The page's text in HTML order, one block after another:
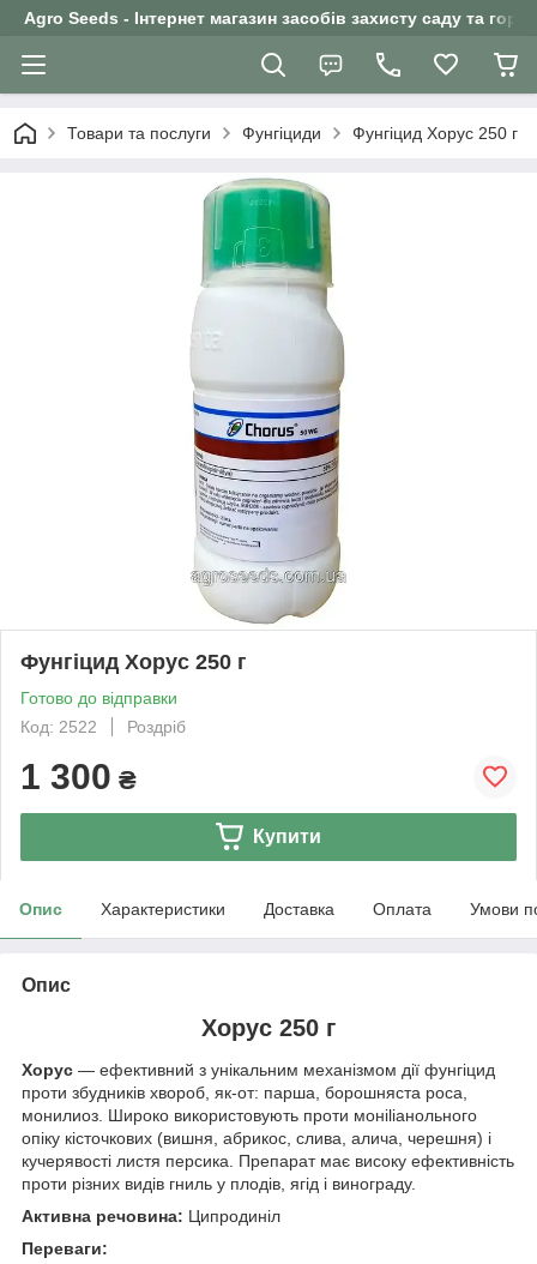
Agro Seeds - Інтернет магазин засобів захисту саду та
Товари та послуги Фунгіциди Фунгіцид Хорус 250 г
Фунгіцид Хорус 250 г
Готово до відправки
Код: 2522
Роздріб
1 300 ₴
Купити
Опис Характеристики Доставка Оплата Умови
Опис
Хорус 250 г
Хорус — ефективний з унікальним механізмом дії фунгіцид
проти збудників хвороб, як-от: парша, борошняста роса,
монилиоз. Широко використовують проти монilіанольного
опіку кісточкових (вишня, абрикос, слива, алича, черешня) і
кучерявості листя персика. Препарат має високу ефективність
проти різних видів гниль у плодів, ягід і винограду.
Активна речовина: Ципродиніл
Переваги: